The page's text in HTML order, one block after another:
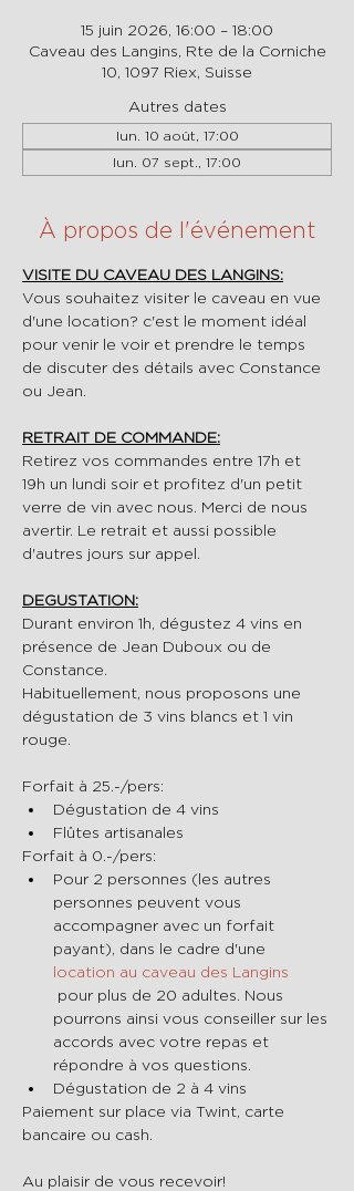
15 juin 2026, 16:00 – 18:00
Caveau des Langins, Rte de la Corniche
10, 1097 Riex, Suisse
Autres dates
lun. 10 août, 17:00
lun. 07 sept., 17:00
À propos de l'événement
VISITE DU CAVEAU DES LANGINS:
Vous souhaitez visiter le caveau en vue
d'une location? c'est le moment idéal
pour venir le voir et prendre le temps
de discuter des détails avec Constance
ou Jean.
RETRAIT DE COMMANDE:
Retirez vos commandes entre 17h et
19h un lundi soir et profitez d'un petit
verre de vin avec nous. Merci de nous
avertir. Le retrait et aussi possible
d'autres jours sur appel.
DEGUSTATION:
Durant environ 1h, dégustez 4 vins en
présence de Jean Duboux ou de
Constance.
Habituellement, nous proposons une
dégustation de 3 vins blancs et 1 vin
rouge.
Forfait à 25.-/pers:
Dégustation de 4 vins
Flûtes artisanales
Forfait à 0.-/pers:
Pour 2 personnes (les autres
personnes peuvent vous
accompagner avec un forfait
payant), dans le cadre d'une
location au caveau des Langins
pourrons ainsi vous conseiller sur les
accords avec votre repas et
répondre à vos questions.
Dégustation de 2 à 4 vins
Paiement sur place via Twint, carte
bancaire ou cash.
Au plaisir de vous recevoir!